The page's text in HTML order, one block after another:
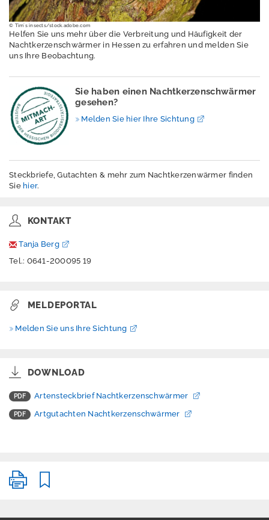
Geografische
Informationssystem
e
Geologie
Klimawandel und
Anpassung
Lärm
Luft
Nachhaltigkeit /
Indikatoren
Artenvielfalt
Gutachten & mehr
Arten melden
© Tim´s insects/stock.adobe.com
Helfen Sie uns mehr über die Verbreitung und Häufigkeit der
Nachtkerzenschwärmer in Hessen zu erfahren und melden Sie
uns Ihre Beobachtung.
Sie haben einen Nachtkerzenschwärmer
gesehen?
Melden Sie hier Ihre Sichtung
Steckbriefe, Gutachten & mehr zum Nachtkerzenwärmer finden
Sie hier.
KONTAKT
Tanja Berg
Tel.: 0641-200095 19
MELDEPORTAL
Melden Sie uns Ihre Sichtung
DOWNLOAD
Artensteckbrief Nachtkerzenschwärmer
Artgutachten Nachtkerzenschwärmer